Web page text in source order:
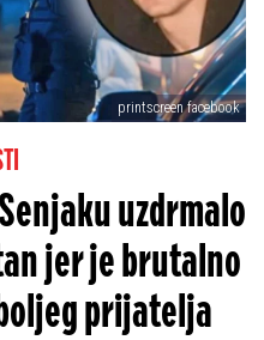
printscreen facebook
uzdrmalo
jer je brutalno
prijatelja